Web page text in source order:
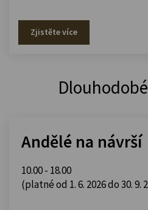
Zjistěte více
Andělé na návrší
10.00 - 18.00
(platné od 1. 6. 2026 do 30. 9.